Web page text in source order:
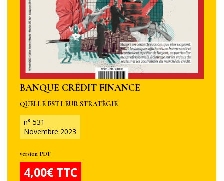
BANQUE CRÉDIT FINANCE
QUELLE EST LEUR STRATÉGIE
n° 531
Novembre 2023
version PDF
4,00€ TTC